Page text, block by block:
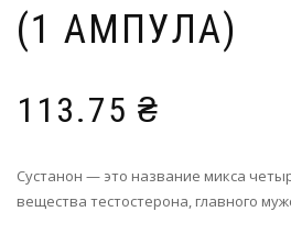
(1 АМПУЛА)
113.75 ₴
Сустанон — это название микса
вещества тестостерона, главного